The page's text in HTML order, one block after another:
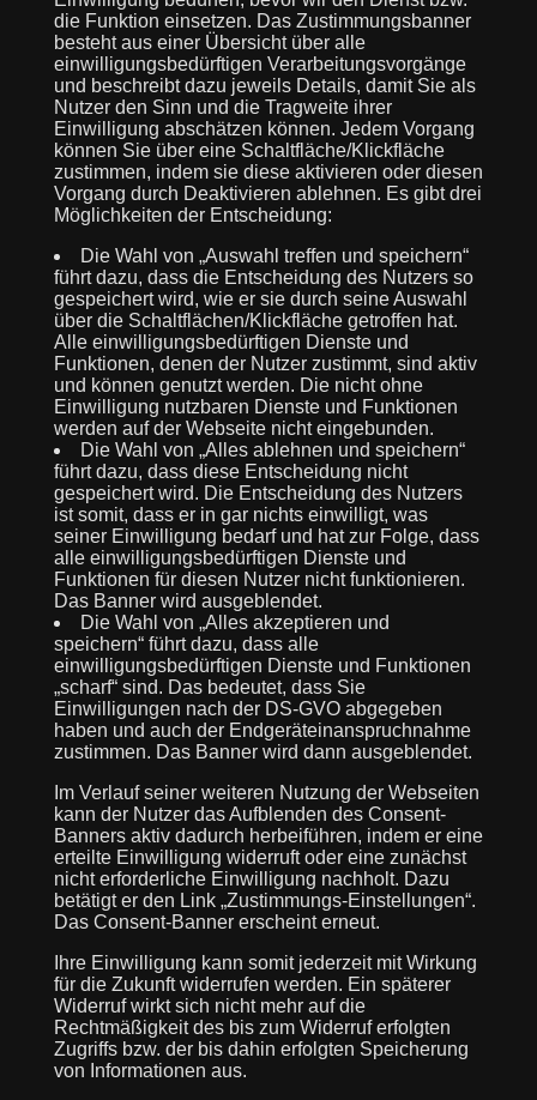
die Funktion einsetzen. Das Zustimmungsbanner
besteht aus einer Übersicht über alle
einwilligungsbedürftigen Verarbeitungsvorgänge
und beschreibt dazu jeweils Details, damit Sie als
Nutzer den Sinn und die Tragweite ihrer
Einwilligung abschätzen können. Jedem Vorgang
können Sie über eine Schaltfläche/Klickfläche
zustimmen, indem sie diese aktivieren oder diesen
Vorgang durch Deaktivieren ablehnen. Es gibt drei
Möglichkeiten der Entscheidung:
Die Wahl von „Auswahl treffen und speichern“
führt dazu, dass die Entscheidung des Nutzers so
gespeichert wird, wie er sie durch seine Auswahl
über die Schaltflächen/Klickfläche getroffen hat.
Alle einwilligungsbedürftigen Dienste und
Funktionen, denen der Nutzer zustimmt, sind aktiv
und können genutzt werden. Die nicht ohne
Einwilligung nutzbaren Dienste und Funktionen
werden auf der Webseite nicht eingebunden.
Die Wahl von „Alles ablehnen und speichern“
führt dazu, dass diese Entscheidung nicht
gespeichert wird. Die Entscheidung des Nutzers
ist somit, dass er in gar nichts einwilligt, was
seiner Einwilligung bedarf und hat zur Folge, dass
alle einwilligungsbedürftigen Dienste und
Funktionen für diesen Nutzer nicht funktionieren.
Das Banner wird ausgeblendet.
Die Wahl von „Alles akzeptieren und
speichern“ führt dazu, dass alle
einwilligungsbedürftigen Dienste und Funktionen
„scharf“ sind. Das bedeutet, dass Sie
Einwilligungen nach der DS-GVO abgegeben
haben und auch der Endgeräteinanspruchnahme
zustimmen. Das Banner wird dann ausgeblendet.
Im Verlauf seiner weiteren Nutzung der Webseiten
kann der Nutzer das Aufblenden des Consent-
Banners aktiv dadurch herbeiführen, indem er eine
erteilte Einwilligung widerruft oder eine zunächst
nicht erforderliche Einwilligung nachholt. Dazu
betätigt er den Link „Zustimmungs-Einstellungen“.
Das Consent-Banner erscheint erneut.
Ihre Einwilligung kann somit jederzeit mit Wirkung
für die Zukunft widerrufen werden. Ein späterer
Widerruf wirkt sich nicht mehr auf die
Rechtmäßigkeit des bis zum Widerruf erfolgten
Zugriffs bzw. der bis dahin erfolgten Speicherung
von Informationen aus.